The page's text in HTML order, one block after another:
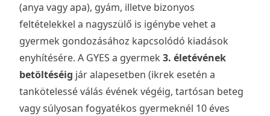
(anya vagy apa), gyám, illetve bizonyos
feltételekkel a nagyszülő is igénybe vehet a
gyermek gondozásához kapcsolódó kiadások
enyhítésére. A GYES a gyermek 3. életévének
betöltéséig jár alapesetben (ikrek esetén a
tankötelessé válás évének végéig, tartósan beteg
vagy súlyosan fogyatékos gyermeknél 10 éves